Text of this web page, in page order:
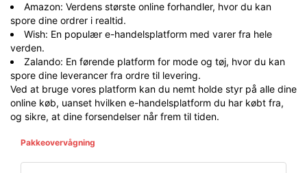
Amazon: Verdens største online forhandler, hvor du kan
spore dine ordrer i realtid.
Wish: En populær e-handelsplatform med varer fra hele
verden.
Zalando: En førende platform for mode og tøj, hvor du kan
spore dine leverancer fra ordre til levering.
Ved at bruge vores platform kan du nemt holde styr på alle dine
online køb, uanset hvilken e-handelsplatform du har købt fra,
og sikre, at dine forsendelser når frem til tiden.
Pakkeovervågning